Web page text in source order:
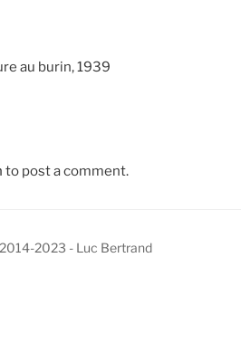
au burin, 1939
to post a comment.
2014-2023 - Luc Bertrand